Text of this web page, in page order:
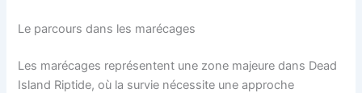
Le parcours dans les marécages
Les marécages représentent une zone majeure dans Dead
Island Riptide, où la survie nécessite une approche